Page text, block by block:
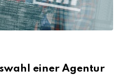
einer Agentur